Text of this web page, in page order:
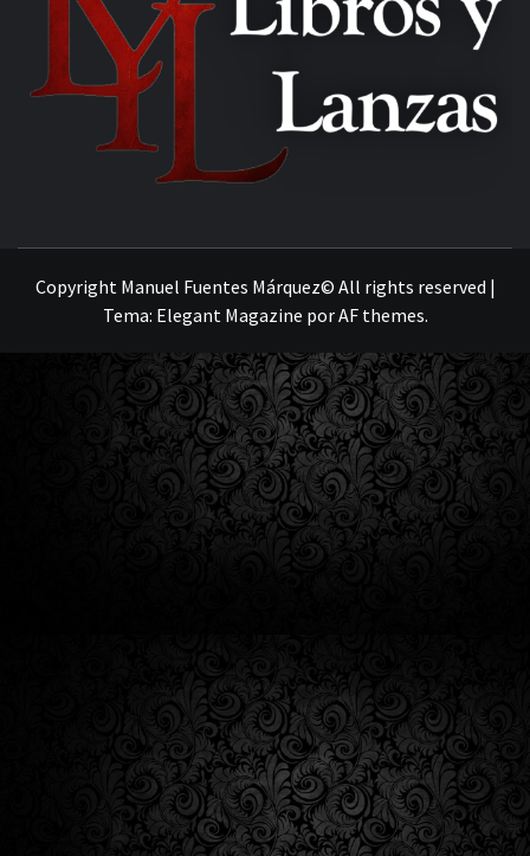
Copyright Manuel Fuentes Márquez© All rights reserved |
Tema: Elegant Magazine porAF themes.